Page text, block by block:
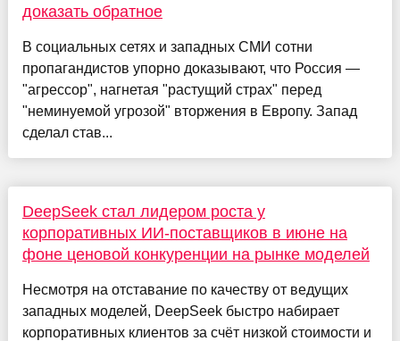
доказать обратное
В социальных сетях и западных СМИ сотни
пропагандистов упорно доказывают, что Россия —
"агрессор", нагнетая "растущий страх" перед
"неминуемой угрозой" вторжения в Европу. Запад
сделал став...
DeepSeek стал лидером роста у
корпоративных ИИ-поставщиков в июне на
фоне ценовой конкуренции на рынке моделей
Несмотря на отставание по качеству от ведущих
западных моделей, DeepSeek быстро набирает
корпоративных клиентов за счёт низкой стоимости и